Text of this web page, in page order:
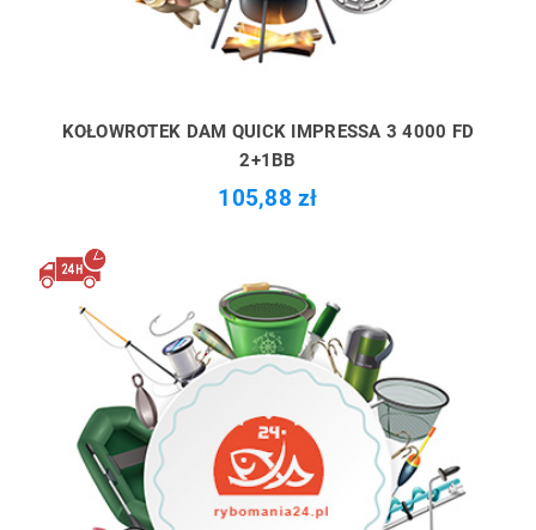
KOŁOWROTEK DAM QUICK IMPRESSA 3 4000 FD
2+1BB
105,88 zł